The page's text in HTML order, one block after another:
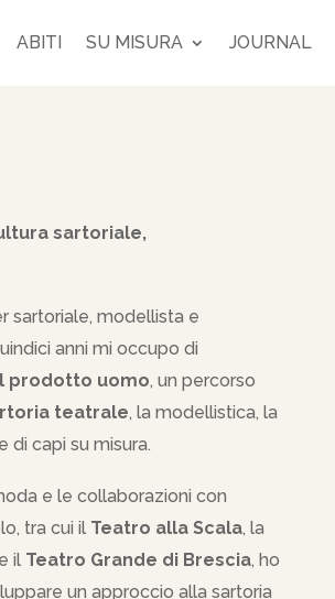
ABITI SU MISURA JOURNAL
sartoriale,
sartoriale, modellista e
anni mi occupo di
prodotto uomo, un percorso
teatrale, la modellistica, la
di capi su misura.
e le collaborazioni con
tra cui il Teatro alla Scala, la
e il Teatro Grande di Brescia, ho
un approccio alla sartoria